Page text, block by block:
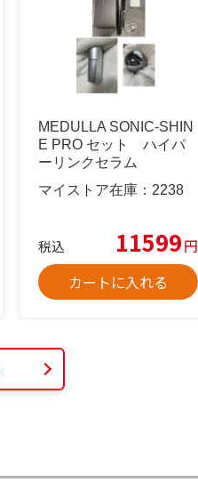
MEDULLA SONIC-SHIN
E PRO セット ハイパ
ーリンクセラム
マイストア在庫： 2238
税込 11599円
カートに入れる